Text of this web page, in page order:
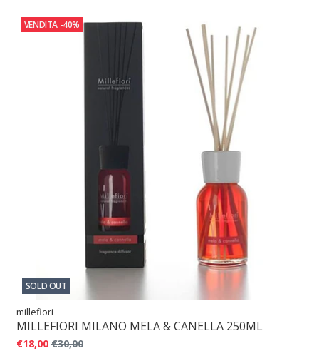
VENDITA -40%
SOLD OUT
millefiori
MILLEFIORI MILANO MELA & CANELLA 250ML
€18,00 €30,00